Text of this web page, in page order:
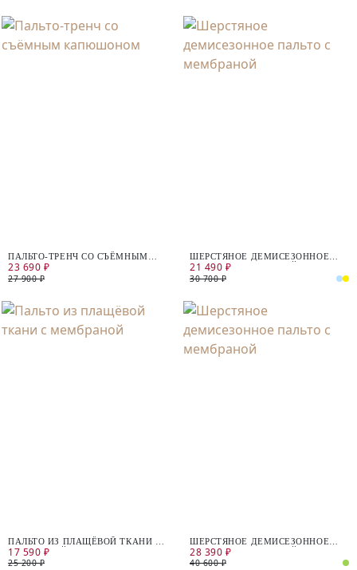
ПАЛЬТО-ТРЕНЧ СО СЪЁМНЫМ
КАПЮШОНОМ
23 690 ₽
27 900 ₽
ШЕРСТЯНОЕ ДЕМИСЕЗОННОЕ
ПАЛЬТО С МЕМБРАНОЙ
21 490 ₽
30 700 ₽
ПАЛЬТО ИЗ ПЛАЩЁВОЙ ТКАНИ С
МЕМБРАНОЙ
17 590 ₽
25 200 ₽
ШЕРСТЯНОЕ ДЕМИСЕЗОННОЕ
ПАЛЬТО С МЕМБРАНОЙ
28 390 ₽
40 600 ₽